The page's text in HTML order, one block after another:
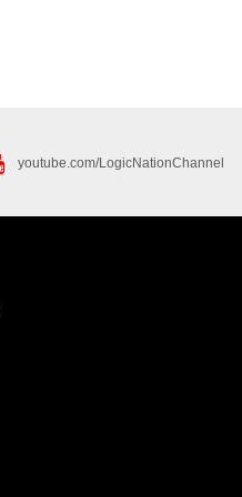
youtube.com/LogicNationChannel